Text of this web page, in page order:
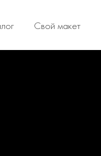
Свой макет